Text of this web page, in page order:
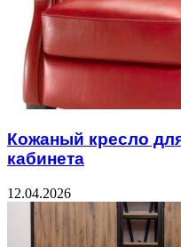
Кожаный кресло
кабинета
12.04.2026